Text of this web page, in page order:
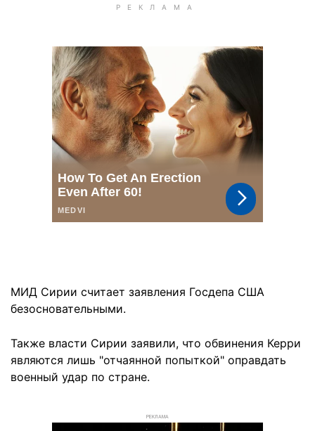
МИД Сирии считает заявления Госдепа США
безосновательными.
Также власти Сирии заявили, что обвинения Керри
являются лишь "отчаянной попыткой" оправдать
военный удар по стране.
РЕКЛАМА